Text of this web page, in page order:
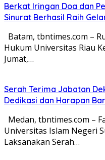
Berkat Iringan Doa dan
Sinurat Berhasil Raih
Batam, tbntimes.com –
Hukum Universitas Riau
Jumat,…
Serah Terima Jabatan
Dedikasi dan Harapan
Medan, tbntimes.com –
Universitas Islam Negeri
Laksanakan Serah…